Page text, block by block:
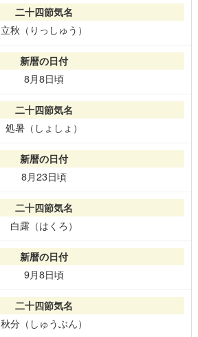
立秋（りっしゅう）
8月8日頃
処暑（しょしょ）
8月23日頃
白露（はくろ）
9月8日頃
秋分（しゅうぶん）